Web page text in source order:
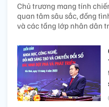
Chủ trương mang tính
quan tâm sâu sắc, đồng
và các tầng lớp nhân dân